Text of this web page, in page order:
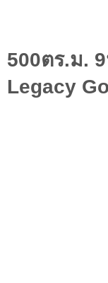
500ตร.ม.
Legacy